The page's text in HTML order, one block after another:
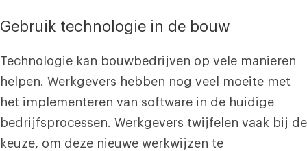
Gebruik technologie in de bouw
Technologie kan bouwbedrijven op vele manieren
helpen. Werkgevers hebben nog veel moeite met
het implementeren van software in de huidige
bedrijfsprocessen. Werkgevers twijfelen vaak bij de
keuze, om deze nieuwe werkwijzen te